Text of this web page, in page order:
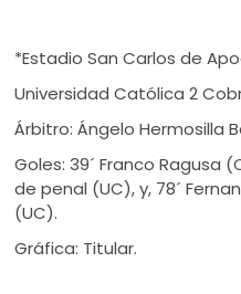
*Estadio San Carlos de
Universidad Católica 2
Árbitro: Ángelo Hermosilla
Goles: 39´ Franco Ragusa
de penal (UC), y, 78´
(UC).
Gráfica: Titular.